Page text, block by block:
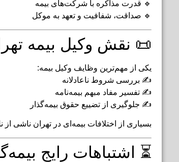
🔹 قدرت مذاکره با شرکت‌های بیمه
🔹 صداقت، شفافیت و تعهد به موکل
📜 نقش وکیل بیمه
یکی از مهم‌ترین وظایف وکیل بیمه:
✍️ بررسی شروط ناعادلانه
✍️ تفسیر مفاد مبهم بیمه‌نامه
✍️ جلوگیری از تضییع حقوق بیمه‌گذار
بسیاری از اختلافات بیمه‌ای در تهران ناشی
⏳ اشتباهات رایج